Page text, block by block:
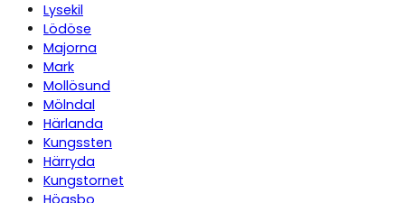
Lysekil
Lödöse
Majorna
Mark
Mollösund
Mölndal
Härlanda
Kungssten
Härryda
Kungstornet